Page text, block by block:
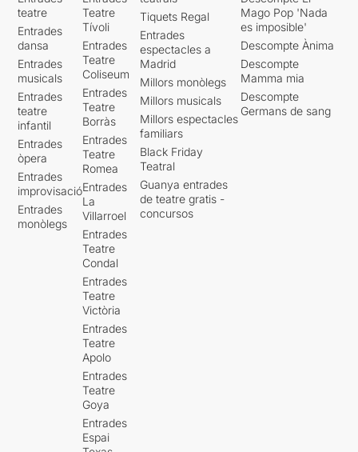
teatre
Entrades
dansa
Entrades
musicals
Entrades
teatre
infantil
Entrades
òpera
Entrades
improvisació
Entrades
monòlegs
Teatre
Tívoli
Entrades
Teatre
Coliseum
Entrades
Teatre
Borràs
Entrades
Teatre
Romea
Entrades
La
Villarroel
Entrades
Teatre
Condal
Entrades
Teatre
Victòria
Entrades
Teatre
Apolo
Entrades
Teatre
Goya
Entrades
Espai
Tiquets Regal
Entrades
espectacles a
Madrid
Millors monòlegs
Millors musicals
Millors espectacles
familiars
Black Friday
Teatral
Guanya entrades
de teatre gratis -
concursos
Mago Pop 'Nada
es imposible'
Descompte Ànima
Descompte
Mamma mia
Descompte
Germans de sang